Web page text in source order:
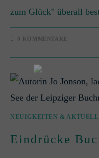
zum Glück" überall
0 KOMMENTARE
NEUIGKEITEN &
Eindrücke